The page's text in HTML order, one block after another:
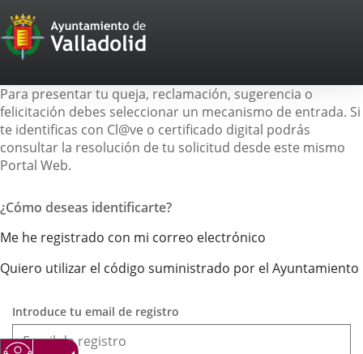
Portal
Web
del
Ayuntamiento
de
Valladolid
Para presentar tu queja, reclamación, sugerencia o
felicitación debes seleccionar un mecanismo de entrada. Si
te identificas con Cl@ve o certificado digital podrás
consultar la resolución de tu solicitud desde este mismo
Portal Web.
¿Cómo deseas identificarte?
Me he registrado con mi correo electrónico
Quiero utilizar el código suministrado por el Ayuntamiento
Introduce tu email de registro